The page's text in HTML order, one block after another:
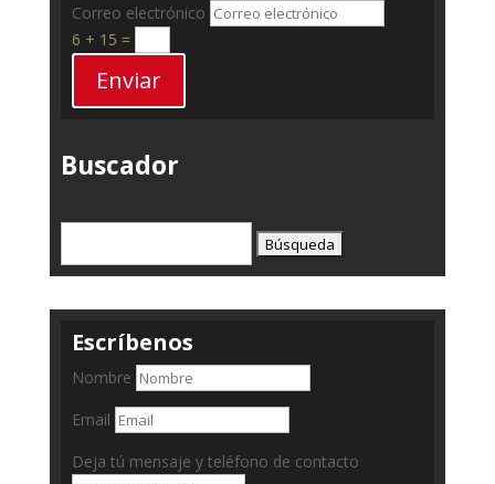
Correo electrónico
6 + 15 =
Enviar
Buscador
Escríbenos
Nombre
Email
Deja tú mensaje y teléfono de contacto